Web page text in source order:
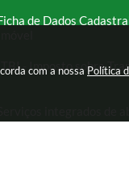
com a nossa Política
de Dados
- Imposto sobre
Serviços integrados de
alvará e